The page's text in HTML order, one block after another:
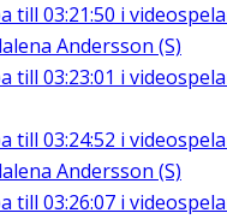
till 03:21:50 i
Andersson (S)
till 03:23:01 i
till 03:24:52 i
Andersson (S)
till 03:26:07 i